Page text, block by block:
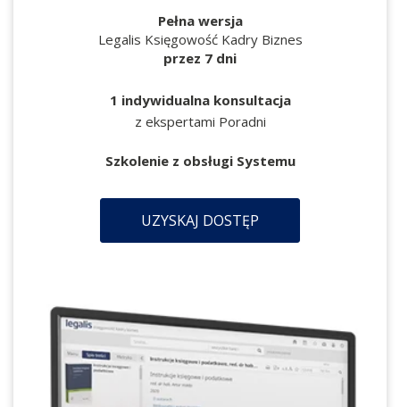
Pełna wersja
Legalis Księgowość Kadry Biznes
przez 7 dni
1 indywidualna konsultacja
z ekspertami Poradni
Szkolenie z obsługi Systemu
UZYSKAJ DOSTĘP